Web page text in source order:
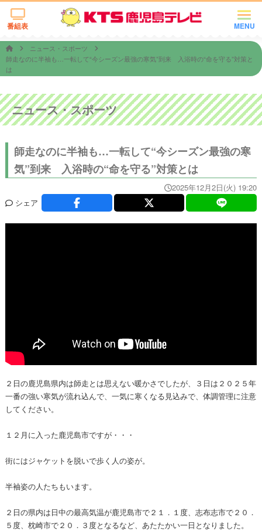
MENU
番組表
ニュース・スポーツ
師走なのに半袖も…一転して“今シーズン最強の寒気”到来 入浴時の“命を守る”対策と
は
ニュース・スポーツ
師走なのに半袖も…一転して“今シーズン最強の寒
気”到来 入浴時の“命を守る”対策とは
2025年12月2日(火) 19:20
シェア
２日の鹿児島県内は師走とは思えない暖かさでしたが、３日は２０２５年
一番の強い寒気が流れ込んで、一気に寒くなる見込みで、体調管理に注意
してください。
１２月に入った鹿児島市ですが・・・
街にはジャケットを脱いで歩く人の姿が。
半袖姿の人たちもいます。
２日の県内は日中の最高気温が鹿児島市で２１．１度、志布志市で２０．
５度、枕崎市で２０．３度となるなど、あたたかい一日となりました。